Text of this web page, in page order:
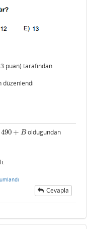
puan) tarafından
düzenlendi
490 + B oldugundan
Cevapla